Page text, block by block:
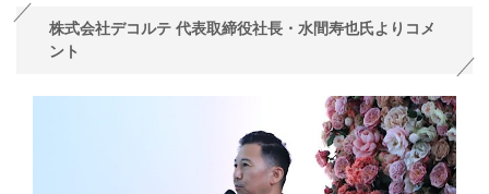
株式会社デコルテ 代表取締役社長・水間寿也氏よりコメ
ント